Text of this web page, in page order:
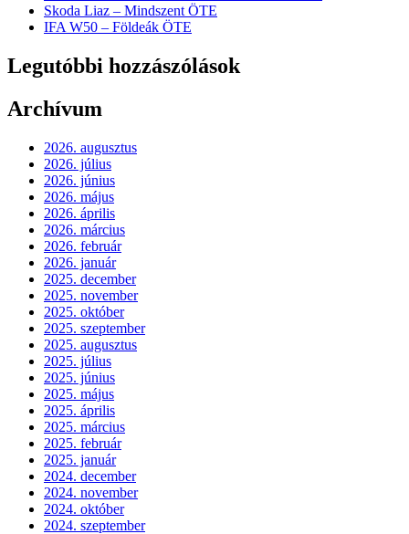
Skoda Liaz – Mindszent ÖTE
IFA W50 – Földeák ÖTE
Legutóbbi hozzászólások
Archívum
2026. augusztus
2026. július
2026. június
2026. május
2026. április
2026. március
2026. február
2026. január
2025. december
2025. november
2025. október
2025. szeptember
2025. augusztus
2025. július
2025. június
2025. május
2025. április
2025. március
2025. február
2025. január
2024. december
2024. november
2024. október
2024. szeptember